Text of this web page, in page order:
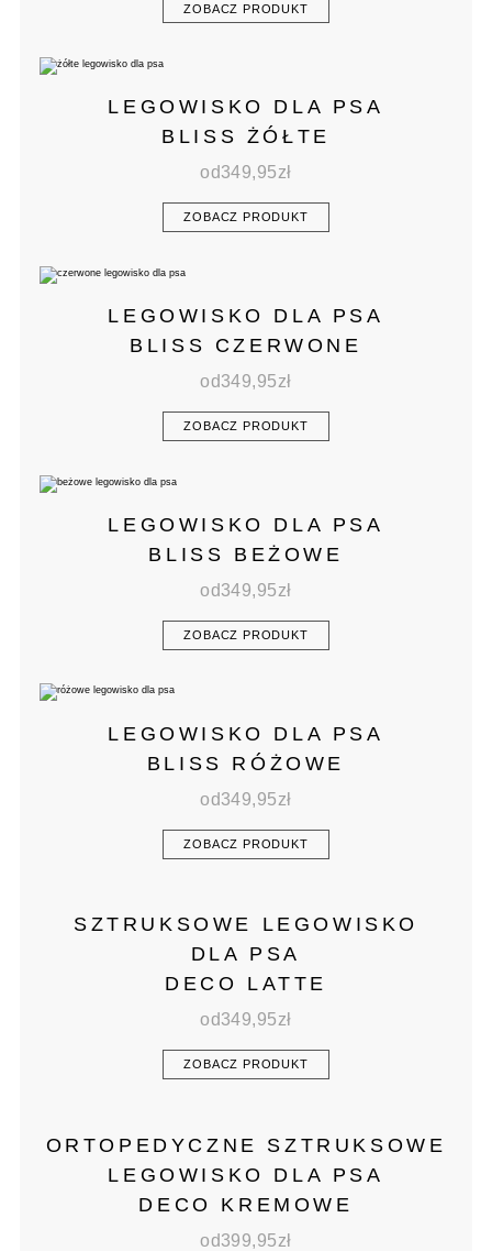
ZOBACZ PRODUKT
LEGOWISKO DLA PSA
BLISS ŻÓŁTE
od349,95zł
ZOBACZ PRODUKT
LEGOWISKO DLA PSA
BLISS CZERWONE
od349,95zł
ZOBACZ PRODUKT
LEGOWISKO DLA PSA
BLISS BEŻOWE
od349,95zł
ZOBACZ PRODUKT
LEGOWISKO DLA PSA
BLISS RÓŻOWE
od349,95zł
ZOBACZ PRODUKT
SZTRUKSOWE LEGOWISKO
DLA PSA
DECO LATTE
od349,95zł
ZOBACZ PRODUKT
ORTOPEDYCZNE SZTRUKSOWE
LEGOWISKO DLA PSA
DECO KREMOWE
od399,95zł